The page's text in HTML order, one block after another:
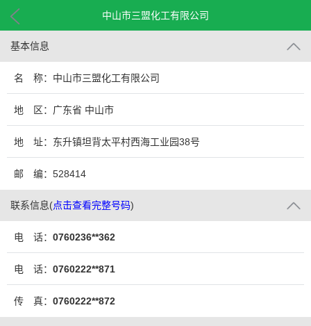
中山市三盟化工有限公司
基本信息
名 称：中山市三盟化工有限公司
地 区：广东省 中山市
地 址：东升镇坦背太平村西海工业园38号
邮 编：528414
联系信息(点击查看完整号码)
电 话： 0760236**362
电 话： 0760222**871
传 真： 0760222**872